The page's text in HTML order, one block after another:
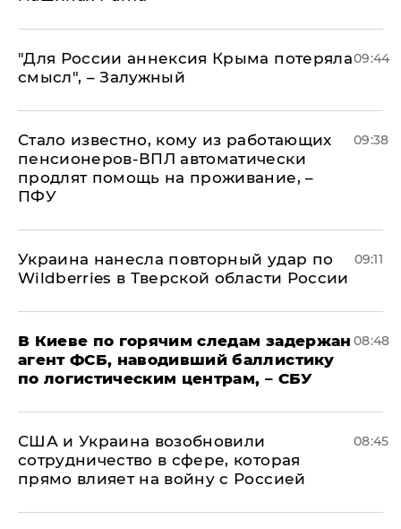
"Для России аннексия Крыма потеряла
смысл", – Залужный
09:44
Стало известно, кому из работающих
пенсионеров-ВПЛ автоматически
продлят помощь на проживание, –
ПФУ
09:38
Украина нанесла повторный удар по
Wildberries в Тверской области России
09:11
В Киеве по горячим следам задержан
агент ФСБ, наводивший баллистику
по логистическим центрам, – СБУ
08:48
США и Украина возобновили
сотрудничество в сфере, которая
прямо влияет на войну с Россией
08:45